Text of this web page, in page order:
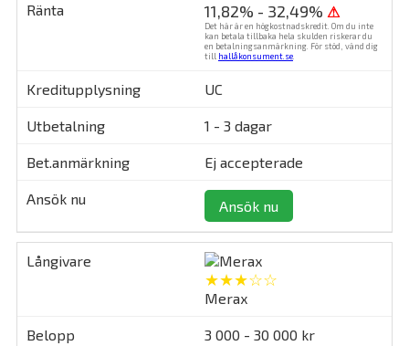
11,82% - 32,49% ⚠
Det här är en högkostnadskredit. Om du inte
kan betala tillbaka hela skulden riskerar du
en betalningsanmärkning. För stöd, vänd dig
till hallåkonsument.se
UC
1 - 3 dagar
Ej accepterade
Ansök nu
★★★☆☆
Merax
3 000 - 30 000 kr